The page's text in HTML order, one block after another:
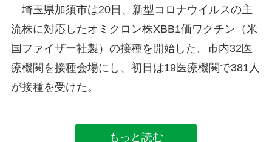
埼玉県加須市は20日、新型コロナウイルスの主
流株に対応したオミクロン株XBB1価ワクチン（米
国ファイザー社製）の接種を開始した。市内32医
療機関を接種会場にし、初日は19医療機関で381人
が接種を受けた。
もっと読む